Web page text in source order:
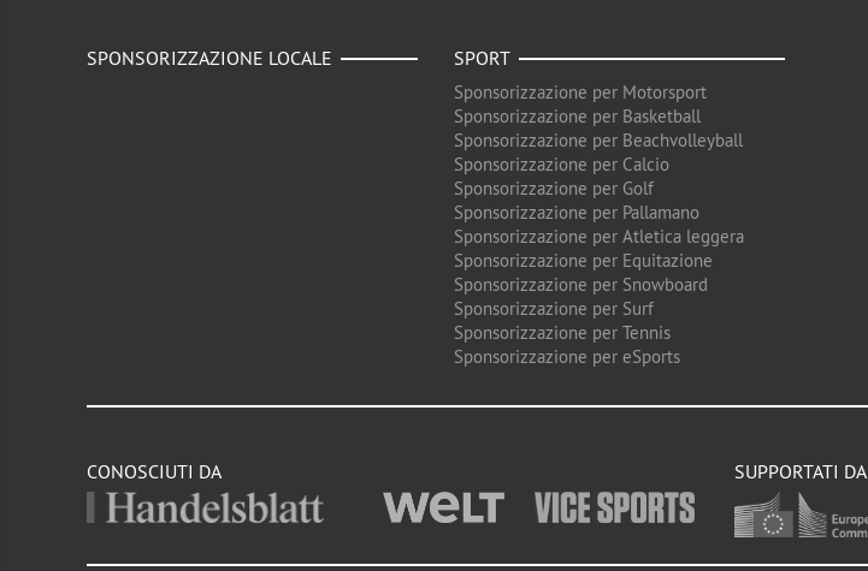
SPONSORIZZAZIONE LOCALE SPORT
Sponsorizzazione per Motorsport
Sponsorizzazione per Basketball
Sponsorizzazione per Beachvolleyball
Sponsorizzazione per Calcio
Sponsorizzazione per Golf
Sponsorizzazione per Pallamano
Sponsorizzazione per Atletica leggera
Sponsorizzazione per Equitazione
Sponsorizzazione per Snowboard
Sponsorizzazione per Surf
Sponsorizzazione per Tennis
Sponsorizzazione per eSports
CONOSCIUTI DA SUPPORTATI DA